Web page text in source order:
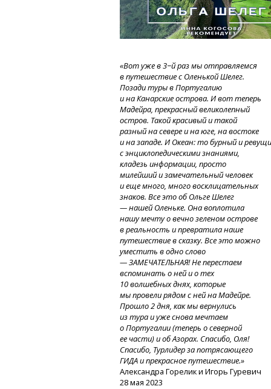
«Вот уже в 3−й раз мы отправляемся
в путешествие с Оленькой Шелег.
Позади туры в Португалию
и на Канарские острова. И вот теперь
Мадейра, прекрасный великолепный
остров. Такой красивый и такой
разный на севере и на юге, на востоке
и на западе.И Океан:то бурныйи
с энциклопедическими знаниями,
кладезь информации, просто
милейший и замечательный человек
и еще много, много восклицательных
знаков. Все это об Ольге Шелег
— нашей Оленьке. Она воплотила
нашу мечту о вечно зеленом острове
в реальность и превратила наше
путешествие в сказку. Все это можно
уместить в одно слово
— ЗАМЕЧАТЕЛЬНАЯ! Не перестаем
вспоминать о ней и о тех
10 волшебных днях, которые
мы провели рядом с ней на Мадейре.
Прошло 2 дня, как мы вернулись
из тура и уже снова мечтаем
о Португалии (теперь о северной
ее части) и об Азорах. Спасибо, Оля!
Спасибо, Турлидер за потрясающего
ГИДА и прекрасное путешествие.»
Александра Горелик и Игорь Гуревич
28 мая 2023